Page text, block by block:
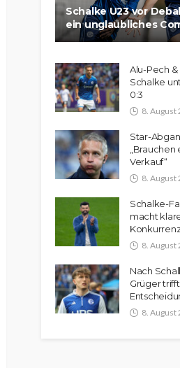
Schalke U23 vor
ein unglaubliches
Alu-Pech
Schalke
0:3
8. August
Star-
Verkauf“
8. August
Schalke-
macht
8. August
Nach
Grüger
8. August